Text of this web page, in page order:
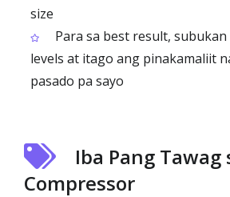
size
Para sa best result,
levels at itago ang pinakamaliit
pasado pa sayo
Iba Pang Tawag
Compressor